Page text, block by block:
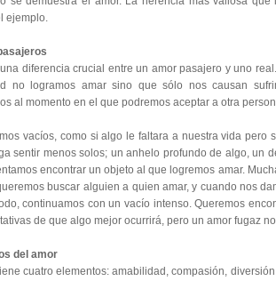
ejemplo.
diferencia crucial entre un amor pasajero y uno
no logramos amar sino que sólo nos causan
al momento en el que podremos aceptar a otra
vacíos, como si algo le faltara a nuestra vida
sentir menos solos; un anhelo profundo de algo, un
encontrar un objeto al que logremos amar.
buscar alguien a quien amar, y cuando nos
continuamos con un vacío intenso. Queremos
de que algo mejor ocurrirá, pero un amor fugaz
del amor
cuatro elementos: amabilidad, compasión,